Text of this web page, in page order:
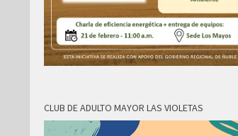
CLUB DE ADULTO MAYOR LAS VIOLETAS